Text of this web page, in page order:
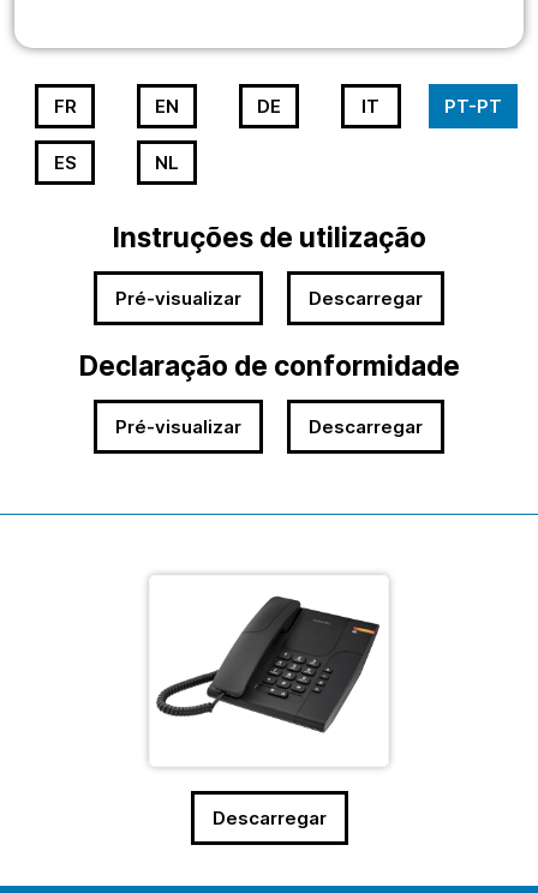
FR EN DE IT PT-PT
ES NL
Instruções de utilização
Pré-visualizar Descarregar
Declaração de conformidade
Pré-visualizar Descarregar
Descarregar